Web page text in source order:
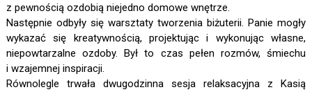
z pewnością ozdobią niejedno domowe wnętrze.
Następnie odbyły się warsztaty tworzenia biżuterii. Panie mogły
wykazać się kreatywnością, projektując i wykonując własne,
niepowtarzalne ozdoby. Był to czas pełen rozmów, śmiechu
i wzajemnej inspiracji.
Równolegle trwała dwugodzinna sesja relaksacyjna z Kasią